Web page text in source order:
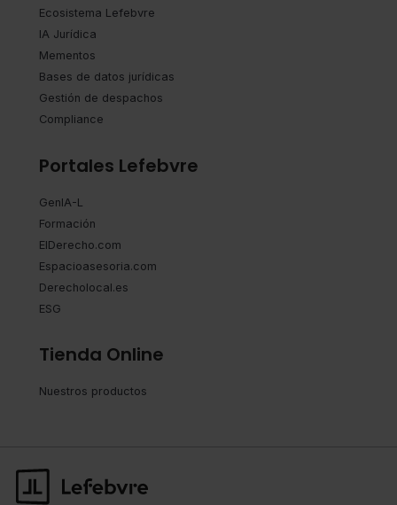
Ecosistema Lefebvre
IA Jurídica
Mementos
Bases de datos jurídicas
Gestión de despachos
Compliance
Portales Lefebvre
GenIA-L
Formación
ElDerecho.com
Espacioasesoria.com
Derecholocal.es
ESG
Tienda Online
Nuestros productos